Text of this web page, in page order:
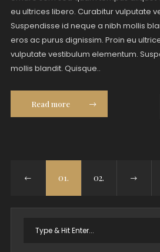
eu ultrices libero. Curabitur vulputate
Suspendisse id neque a nibh mollis
eros ac purus dignissim. Proin eu
vulputate vestibulum elementum.
mollis blandit. Quisque..
Read more
01. 02.